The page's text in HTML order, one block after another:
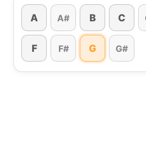
A A# B C
F F# G G#